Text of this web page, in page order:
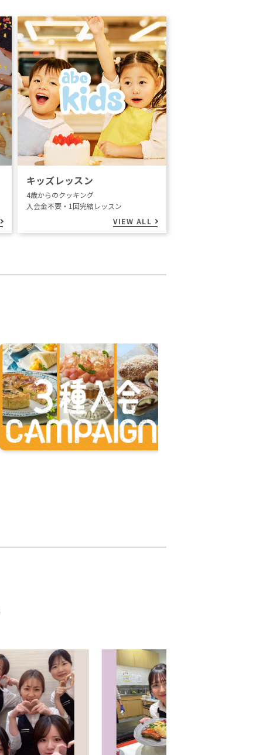
キッズレッスン
4歳からのクッキング
入会金不要・1回完結レッスン
VIEW ALL